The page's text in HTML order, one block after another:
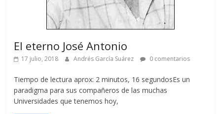
El eterno José Antonio
17 julio, 2018 Andrés García Suárez 0 comentarios
Tiempo de lectura aprox: 2 minutos, 16 segundosEs un
paradigma para sus compañeros de las muchas
Universidades que tenemos hoy,